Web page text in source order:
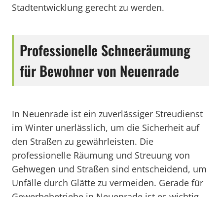
Stadtentwicklung gerecht zu werden.
Professionelle Schneeräumung
für Bewohner von Neuenrade
In Neuenrade ist ein zuverlässiger Streudienst
im Winter unerlässlich, um die Sicherheit auf
den Straßen zu gewährleisten. Die
professionelle Räumung und Streuung von
Gehwegen und Straßen sind entscheidend, um
Unfälle durch Glätte zu vermeiden. Gerade für